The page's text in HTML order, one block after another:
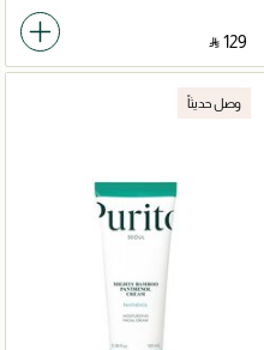
‎ ⃁ ⁦129⁩ ‎
وصل حديثاً